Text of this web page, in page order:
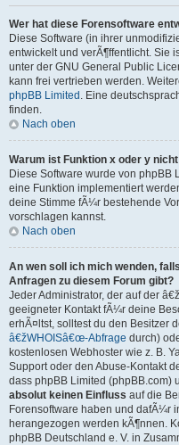
Wer hat diese Forensoftware
Diese Software (in ihrer
entwickelt und verÃ¶ffentlicht. Sie
unter der GNU General Public
kann frei vertrieben werden.
phpBB Limited . Eine
finden.
Nach oben
Warum ist Funktion x oder y
Diese Software wurde von phpBB
eine Funktion implementiert
deine Stimme fÃ¼r bestehende
vorschlagen kannst.
Nach oben
An wen soll ich mich wenden,
Anfragen zu diesem Forum gibt?
Jeder Administrator, der auf der
geeigneter Kontakt fÃ¼r deine
erhÃ¤ltst, solltest du den Besitzer
â€žWHOISâ€œ-Abfrage durch)
kostenlosen Webhoster wie z. B.
Support oder den Abuse-Kontakt
dass phpBB Limited (phpBB.com)
absolut keinen Einfluss auf die
Forensoftware haben und dafÃ¼r
herangezogen werden kÃ¶nnen.
phpBB Deutschland e. V. in